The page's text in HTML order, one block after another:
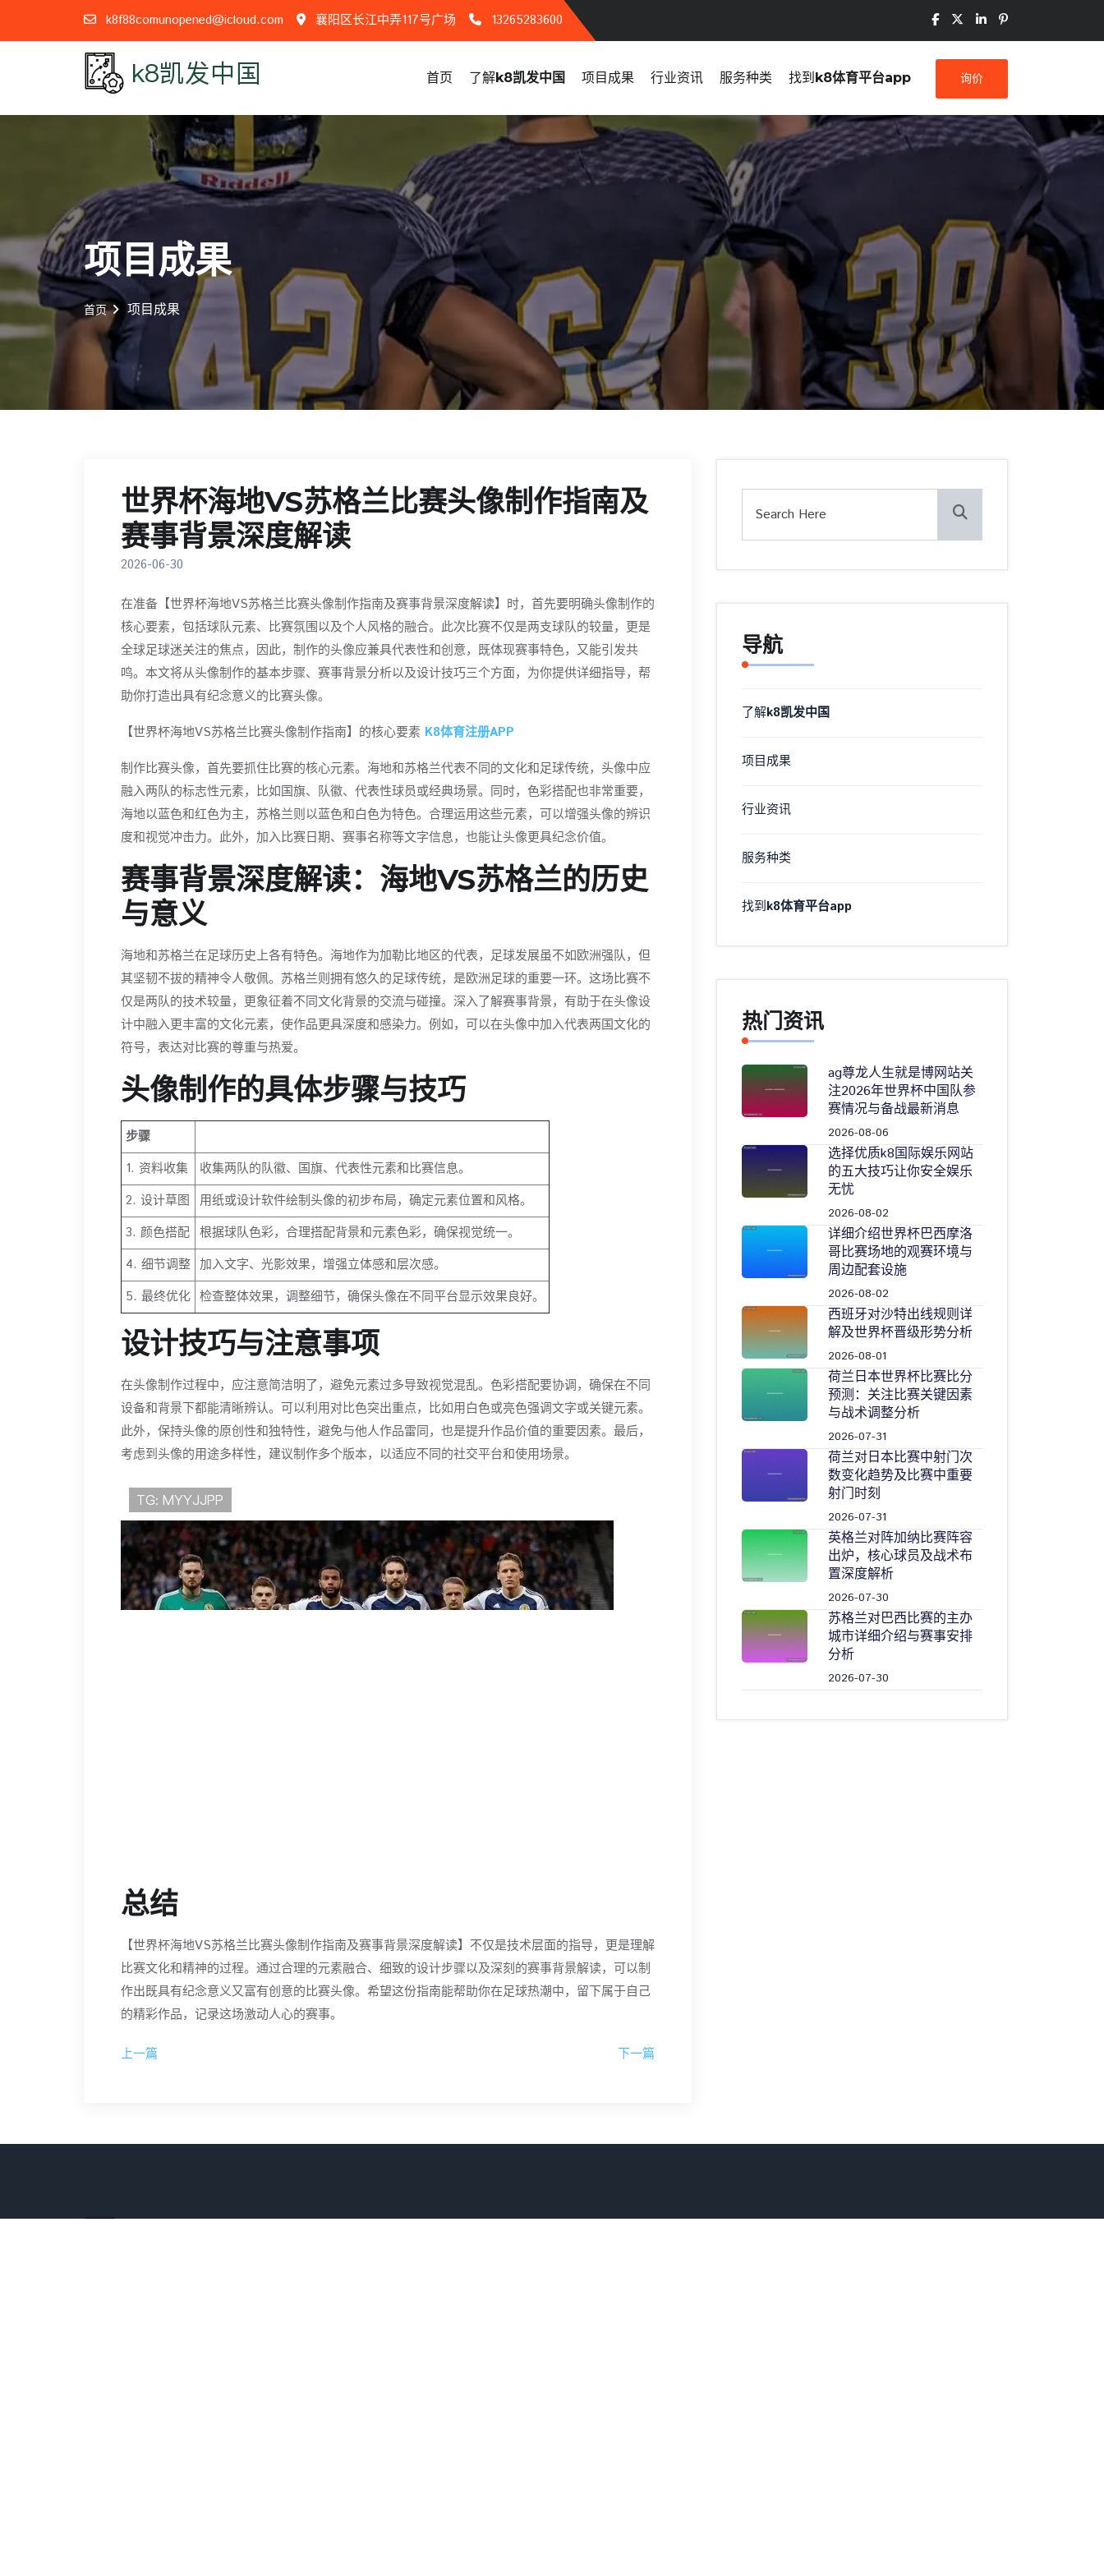
k8f88comunopened@icloud.com 襄阳区长江中弄117号广场 13265283600
首页 了解k8凯发中国 项目成果 行业资讯 服务种类 找到 k8体育平台app 询价
项目成果
首页 项目成果
世界杯海地VS苏格兰比赛头像制作指南及
赛事背景深度解读
2026-06-30
在准备【世界杯海地VS苏格兰比赛头像制作指南及赛事背景深度解读】时，首先要明确头像制作的
核心要素，包括球队元素、比赛氛围以及个人风格的融合。此次比赛不仅是两支球队的较量，更是
全球足球迷关注的焦点，因此，制作的头像应兼具代表性和创意，既体现赛事特色，又能引发共
鸣。本文将从头像制作的基本步骤、赛事背景分析以及设计技巧三个方面，为你提供详细指导，帮
助你打造出具有纪念意义的比赛头像。
【世界杯海地VS苏格兰比赛头像制作指南】的核心要素 K8体育注册APP
制作比赛头像，首先要抓住比赛的核心元素。海地和苏格兰代表不同的文化和足球传统，头像中应
融入两队的标志性元素，比如国旗、队徽、代表性球员或经典场景。同时，色彩搭配也非常重要，
海地以蓝色和红色为主，苏格兰则以蓝色和白色为特色。合理运用这些元素，可以增强头像的辨识
度和视觉冲击力。此外，加入比赛日期、赛事名称等文字信息，也能让头像更具纪念价值。
赛事背景深度解读：海地VS苏格兰的历史
与意义
海地和苏格兰在足球历史上各有特色。海地作为加勒比地区的代表，足球发展虽不如欧洲强队，但
其坚韧不拔的精神令人敬佩。苏格兰则拥有悠久的足球传统，是欧洲足球的重要一环。这场比赛不
仅是两队的技术较量，更象征着不同文化背景的交流与碰撞。深入了解赛事背景，有助于在头像设
计中融入更丰富的文化元素，使作品更具深度和感染力。例如，可以在头像中加入代表两国文化的
符号，表达对比赛的尊重与热爱。
头像制作的具体步骤与技巧
步骤
1. 资料收集
收集两队的队徽、国旗、代表性元素和比赛信息。
2. 设计草图
用纸或设计软件绘制头像的初步布局，确定元素位置和风格。
3. 颜色搭配 根据球队色彩，合理搭配背景和元素色彩，确保视觉统一。
4. 细节调整 加入文字、光影效果，增强立体感和层次感。
5. 最终优化 检查整体效果，调整细节，确保头像在不同平台显示效果良好。
设计技巧与注意事项
在头像制作过程中，应注意简洁明了，避免元素过多导致视觉混乱。色彩搭配要协调，确保在不同
设备和背景下都能清晰辨认。可以利用对比色突出重点，比如用白色或亮色强调文字或关键元素。
此外，保持头像的原创性和独特性，避免与他人作品雷同，也是提升作品价值的重要因素。最后，
考虑到头像的用途多样性，建议制作多个版本，以适应不同的社交平台和使用场景。
总结
【世界杯海地VS苏格兰比赛头像制作指南及赛事背景深度解读】不仅是技术层面的指导，更是理解
比赛文化和精神的过程。通过合理的元素融合、细致的设计步骤以及深刻的赛事背景解读，可以制
作出既具有纪念意义又富有创意的比赛头像。希望这份指南能帮助你在足球热潮中，留下属于自己
的精彩作品，记录这场激动人心的赛事。
上一篇 下一篇
导航
了解k8凯发中国
项目成果
行业资讯
服务种类
找到k8体育平台app
热门资讯
ag尊龙人生就是博网站关
注2026年世界杯中国队参
赛情况与备战最新消息
2026-08-06
选择优质k8国际娱乐网站
的五大技巧让你安全娱乐
无忧
2026-08-02
详细介绍世界杯巴西摩洛
哥比赛场地的观赛环境与
周边配套设施
2026-08-02
西班牙对沙特出线规则详
解及世界杯晋级形势分析
2026-08-01
荷兰日本世界杯比赛比分
预测：关注比赛关键因素
与战术调整分析
2026-07-31
荷兰对日本比赛中射门次
数变化趋势及比赛中重要
射门时刻
2026-07-31
英格兰对阵加纳比赛阵容
出炉，核心球员及战术布
置深度解析
2026-07-30
苏格兰对巴西比赛的主办
城市详细介绍与赛事安排
分析
2026-07-30